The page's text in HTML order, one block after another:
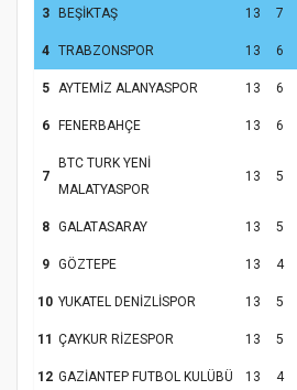
Kapanış Programı
3 BEŞİKTAŞ 13 7
4 TRABZONSPOR 13 6
5 AYTEMİZ ALANYASPOR 13 6
6 FENERBAHÇE 13 6
7
BTC TURK YENİ
MALATYASPOR
13 5
8 GALATASARAY 13 5
9 GÖZTEPE 13 4
10 YUKATEL DENİZLİSPOR 13 5
11 ÇAYKUR RİZESPOR 13 5
12 GAZİANTEP FUTBOL KULÜBÜ 13 4